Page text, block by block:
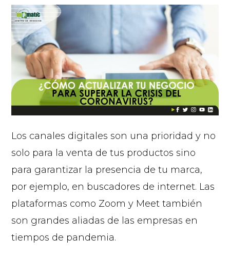
Los canales digitales son una prioridad y no
solo para la venta de tus productos sino
para garantizar la presencia de tu marca,
por ejemplo, en buscadores de internet. Las
plataformas como Zoom y Meet también
son grandes aliadas de las empresas en
tiempos de pandemia.